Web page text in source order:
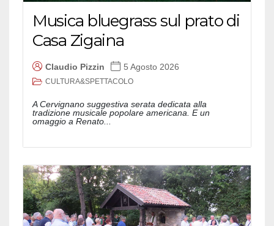
Musica bluegrass sul prato di
Casa Zigaina
Claudio Pizzin 5 Agosto 2026
CULTURA&SPETTACOLO
A Cervignano suggestiva serata dedicata alla
tradizione musicale popolare americana. E un
omaggio a Renato...